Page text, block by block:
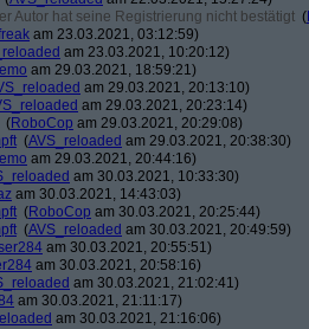
Autor hat seine Registrierung nicht bestätigt (
am 23.03.2021, 03:12:59)
am 23.03.2021, 10:20:12)
am 29.03.2021, 18:59:21)
am 29.03.2021, 20:13:10)
am 29.03.2021, 20:23:14)
(RoboCop am 29.03.2021, 20:29:08)
(AVS_reloaded am 29.03.2021, 20:38:30)
am 29.03.2021, 20:44:16)
am 30.03.2021, 10:33:30)
am 30.03.2021, 14:43:03)
(RoboCop am 30.03.2021, 20:25:44)
(AVS_reloaded am 30.03.2021, 20:49:59)
am 30.03.2021, 20:55:51)
am 30.03.2021, 20:58:16)
am 30.03.2021, 21:02:41)
am 30.03.2021, 21:11:17)
am 30.03.2021, 21:16:06)